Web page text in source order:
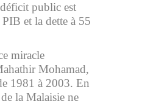
public est
et la dette à 55
miracle
Mohamad,
1981 à 2003. En
la Malaisie ne